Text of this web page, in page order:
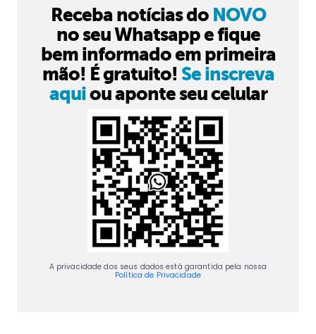
Receba notícias do NOVO
no seu Whatsapp e fique
bem informado em primeira
mão! É gratuito! Se inscreva
aquiou aponte seu celular
A privacidade dos seus dados está garantida pela nossa
Política de Privacidade